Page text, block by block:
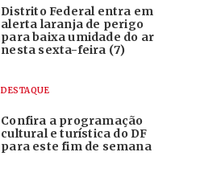
Distrito Federal entra em
alerta laranja de perigo
para baixa umidade do ar
nesta sexta-feira (7)
DESTAQUE
Confira a programação
cultural e turística do DF
para este fim de semana